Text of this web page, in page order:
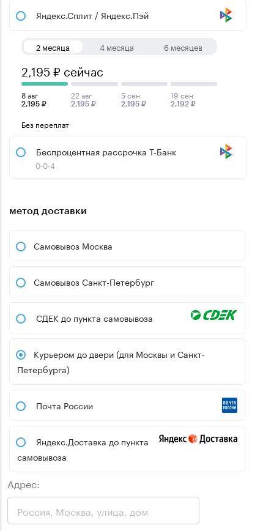
Яндекс.Сплит / Яндекс.Пэй
2 месяца 4 месяца 6 месяцев
2,195 ₽ сейчас
8 авг
2,195 ₽
22 авг
2,195 ₽
5 сен
2,195 ₽
19 сен
2,192 ₽
Без переплат
Беспроцентная рассрочка Т-Банк
0-0-4
метод доставки
Самовывоз Москва
Самовывоз Санкт-Петербург
СДЕК до пункта самовывоза
Курьером до двери (для Москвы и Санкт-
Петербурга)
Почта России
Яндекс.Доставка до пункта
самовывоза
Адрес: